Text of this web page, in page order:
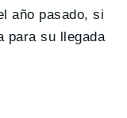
año pasado, si
para su llegada